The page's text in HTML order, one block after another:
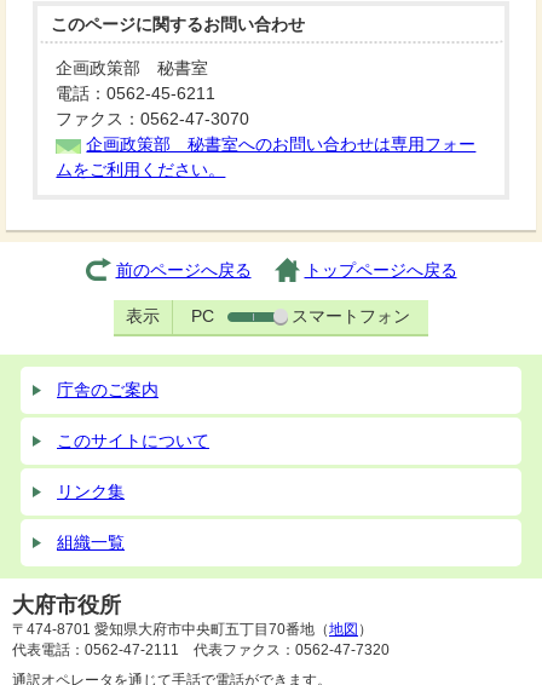
このページに関するお問い合わせ
企画政策部 秘書室
電話：0562-45-6211
ファクス：0562-47-3070
企画政策部 秘書室へのお問い合わせは専用フォー
ムをご利用ください。
前のページへ戻る トップページへ戻る
表示 PC スマートフォン
庁舎のご案内
このサイトについて
リンク集
組織一覧
大府市役所
〒474-8701 愛知県大府市中央町五丁目70番地（地図 ）
代表電話：0562-47-2111 代表ファクス：0562-47-7320
通訳オペレータを通じて手話で電話ができます。